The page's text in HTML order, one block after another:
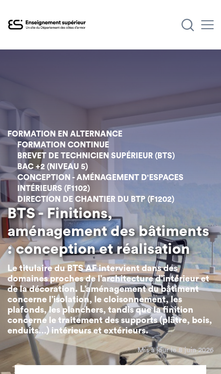
FORMATION EN ALTERNANCE
FORMATION CONTINUE
BREVET DE TECHNICIEN SUPÉRIEUR (BTS)
BAC +2 (NIVEAU 5)
CONCEPTION - AMÉNAGEMENT D'ESPACES
INTÉRIEURS (F1102)
DIRECTION DE CHANTIER DU BTP (F1202)
BTS - Finitions,
aménagement des bâtiments
: conception et réalisation
Le titulaire du BTS AF intervient dans des
domaines proches de l’architecture d’intérieur et
de la décoration. L’aménagement du bâtiment
concerne l’isolation, le cloisonnement, les
plafonds, les planchers, tandis que la finition
concerne le traitement des supports (plâtre, bois,
enduits…) intérieurs et extérieurs.
Mis à jour le 8 juin 2026